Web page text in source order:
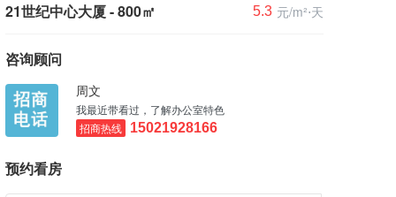
21世纪中心大厦 - 800㎡ 5.3 元/m²⋅天
咨询顾问
周文
我最近带看过，了解办公室特色
招商热线 15021928166
预约看房